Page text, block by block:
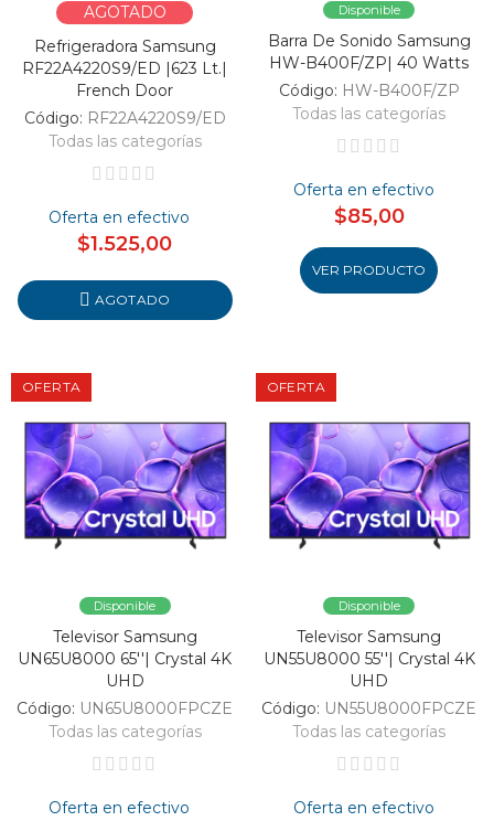
AGOTADO
Refrigeradora Samsung
RF22A4220S9/ED |623 Lt.|
French Door
Código: RF22A4220S9/ED
Todas las categorías
Oferta en efectivo
$1.525,00
AGOTADO
Disponible
Barra De Sonido Samsung
HW-B400F/ZP| 40 Watts
Código: HW-B400F/ZP
Todas las categorías
Oferta en efectivo
$85,00
VER PRODUCTO
OFERTA
Disponible
Televisor Samsung
UN65U8000 65''| Crystal 4K
UHD
Código: UN65U8000FPCZE
Todas las categorías
Oferta en efectivo
OFERTA
Disponible
Televisor Samsung
UN55U8000 55''| Crystal 4K
UHD
Código: UN55U8000FPCZE
Todas las categorías
Oferta en efectivo